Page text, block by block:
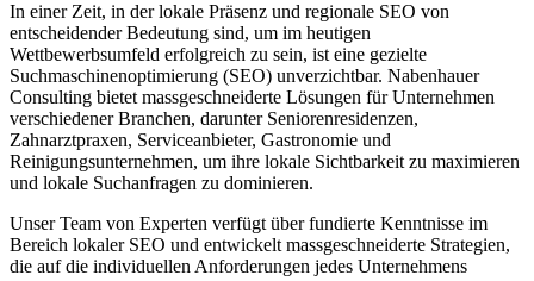
In einer Zeit, in der lokale Präsenz und regionale SEO von
entscheidender Bedeutung sind, um im heutigen
Wettbewerbsumfeld erfolgreich zu sein, ist eine gezielte
Suchmaschinenoptimierung (SEO) unverzichtbar. Nabenhauer
Consulting bietet massgeschneiderte Lösungen für Unternehmen
verschiedener Branchen, darunter Seniorenresidenzen,
Zahnarztpraxen, Serviceanbieter, Gastronomie und
Reinigungsunternehmen, um ihre lokale Sichtbarkeit zu maximieren
und lokale Suchanfragen zu dominieren.
Unser Team von Experten verfügt über fundierte Kenntnisse im
Bereich lokaler SEO und entwickelt massgeschneiderte Strategien,
die auf die individuellen Anforderungen jedes Unternehmens